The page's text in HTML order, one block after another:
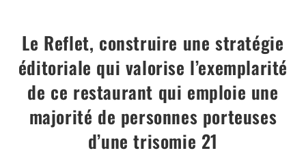
Le Reflet, construire une stratégie
éditoriale qui valorise l’exemplarité
de ce restaurant qui emploie une
majorité de personnes porteuses
d’une trisomie 21